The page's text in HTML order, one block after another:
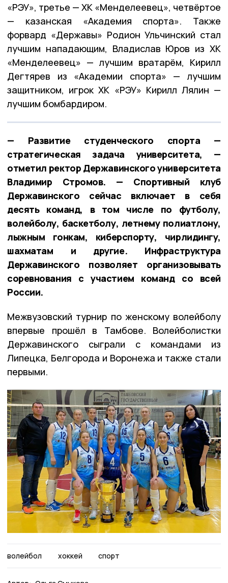
«РЭУ», третье — ХК «Менделеевец», четвёртое
— казанская «Академия спорта». Также
форвард «Державы» Родион Ульчинский стал
лучшим нападающим, Владислав Юров из ХК
«Менделеевец» — лучшим вратарём, Кирилл
Дегтярев из «Академии спорта» — лучшим
защитником, игрок ХК «РЭУ» Кирилл Лялин —
лучшим бомбардиром.
— Развитие студенческого спорта —
стратегическая задача университета, —
отметил ректор Державинского университета
Владимир Стромов. — Спортивный клуб
Державинского сейчас включает в себя
десять команд, в том числе по футболу,
волейболу, баскетболу, летнему полиатлону,
лыжным гонкам, киберспорту, чирлидингу,
шахматам и другие. Инфраструктура
Державинского позволяет организовывать
соревнования с участием команд со всей
России.
Межвузовский турнир по женскому волейболу
впервые прошёл в Тамбове. Волейболистки
Державинского сыграли с командами из
Липецка, Белгорода и Воронежа и также стали
первыми.
волейбол хоккей спорт